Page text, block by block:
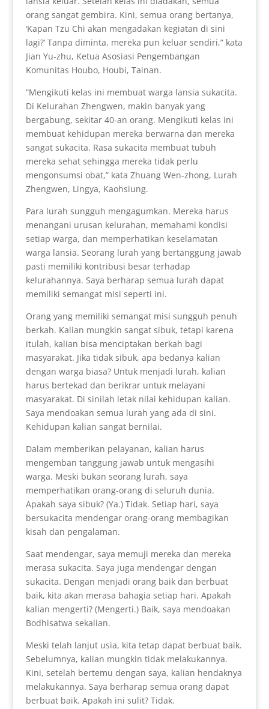
orang sangat gembira. Kini, semua orang bertanya,
‘Kapan Tzu Chi akan mengadakan kegiatan di sini
lagi?’ Tanpa diminta, mereka pun keluar sendiri,” kata
Jian Yu-zhu, Ketua Asosiasi Pengembangan
Komunitas Houbo, Houbi, Tainan.
“Mengikuti kelas ini membuat warga lansia sukacita.
Di Kelurahan Zhengwen, makin banyak yang
bergabung, sekitar 40-an orang. Mengikuti kelas ini
membuat kehidupan mereka berwarna dan mereka
sangat sukacita. Rasa sukacita membuat tubuh
mereka sehat sehingga mereka tidak perlu
mengonsumsi obat,” kata Zhuang Wen-zhong, Lurah
Zhengwen, Lingya, Kaohsiung.
Para lurah sungguh mengagumkan. Mereka harus
menangani urusan kelurahan, memahami kondisi
setiap warga, dan memperhatikan keselamatan
warga lansia. Seorang lurah yang bertanggung jawab
pasti memiliki kontribusi besar terhadap
kelurahannya. Saya berharap semua lurah dapat
memiliki semangat misi seperti ini.
Orang yang memiliki semangat misi sungguh penuh
berkah. Kalian mungkin sangat sibuk, tetapi karena
itulah, kalian bisa menciptakan berkah bagi
masyarakat. Jika tidak sibuk, apa bedanya kalian
dengan warga biasa? Untuk menjadi lurah, kalian
harus bertekad dan berikrar untuk melayani
masyarakat. Di sinilah letak nilai kehidupan kalian.
Saya mendoakan semua lurah yang ada di sini.
Kehidupan kalian sangat bernilai.
Dalam memberikan pelayanan, kalian harus
mengemban tanggung jawab untuk mengasihi
warga. Meski bukan seorang lurah, saya
memperhatikan orang-orang di seluruh dunia.
Apakah saya sibuk? (Ya.) Tidak. Setiap hari, saya
bersukacita mendengar orang-orang membagikan
kisah dan pengalaman.
Saat mendengar, saya memuji mereka dan mereka
merasa sukacita. Saya juga mendengar dengan
sukacita. Dengan menjadi orang baik dan berbuat
baik, kita akan merasa bahagia setiap hari. Apakah
kalian mengerti? (Mengerti.) Baik, saya mendoakan
Bodhisatwa sekalian.
Meski telah lanjut usia, kita tetap dapat berbuat baik.
Sebelumnya, kalian mungkin tidak melakukannya.
Kini, setelah bertemu dengan saya, kalian hendaknya
melakukannya. Saya berharap semua orang dapat
berbuat baik. Apakah ini sulit? Tidak.